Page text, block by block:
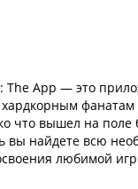
The App — это
хардкорным
что вышел на поле
вы найдете всю
любимой